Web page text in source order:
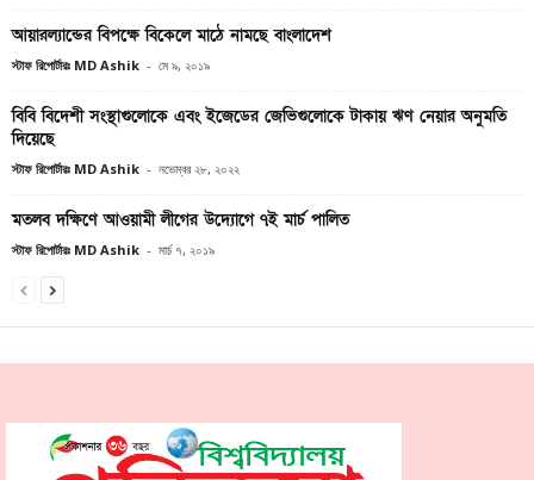
আয়ারল্যান্ডের বিপক্ষে বিকেলে মাঠে নামছে বাংলাদেশ
স্টাফ রিপোর্টারঃ MD Ashik - মে ৯, ২০১৯
বিবি বিদেশী সংস্থাগুলোকে এবং ইজেডের জেভিগুলোকে টাকায় ঋণ নেয়ার অনুমতি
দিয়েছে
স্টাফ রিপোর্টারঃ MD Ashik - নভেম্বর ২৮, ২০২২
মতলব দক্ষিণে আওয়ামী লীগের উদ্যোগে ৭ই মার্চ পালিত
স্টাফ রিপোর্টারঃ MD Ashik - মার্চ ৭, ২০১৯